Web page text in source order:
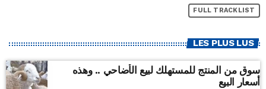
FULL TRACKLIST
LES PLUS LUS
سوق من المنتج للمستهلك لبيع الأضاحي .. وهذه
أسعار البيع